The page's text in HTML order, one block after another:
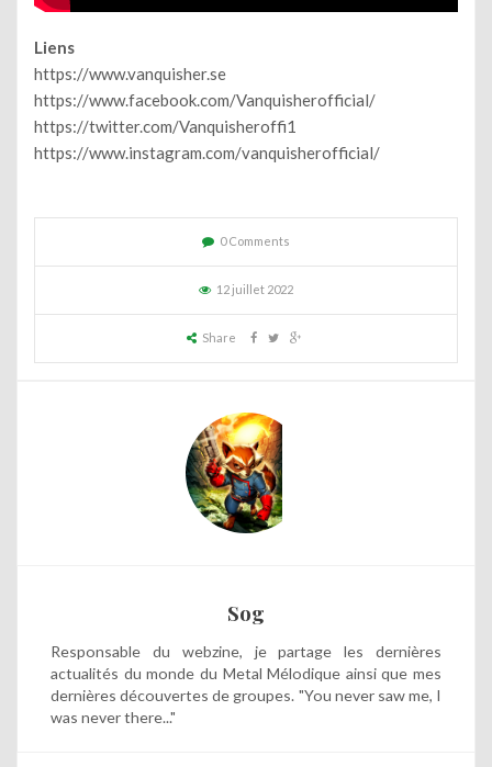
Liens
https://www.vanquisher.se
https://www.facebook.com/Vanquisherofficial/
https://twitter.com/Vanquisheroffi1
https://www.instagram.com/vanquisherofficial/
0 Comments
12 juillet 2022
Share
Sog
Responsable du webzine, je partage les dernières
actualités du monde du Metal Mélodique ainsi que mes
dernières découvertes de groupes. "You never saw me, I
was never there..."